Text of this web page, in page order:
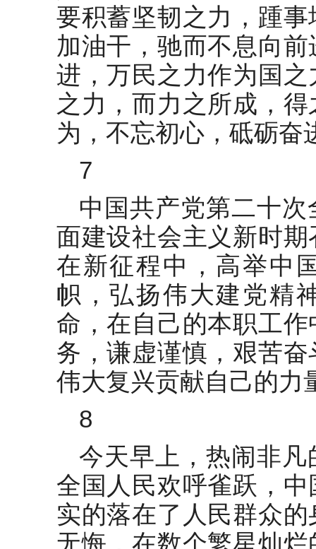
要积蓄坚韧之力，踵
加油干，驰而不息向
进，万民之力作为国
之力，而力之所成，
为，不忘初心，砥砺奋
7
中国共产党第二十
面建设社会主义新时
在新征程中，高举中
帜，弘扬伟大建党精
命，在自己的本职工
务，谦虚谨慎，艰苦
伟大复兴贡献自己的力
8
今天早上，热闹非
全国人民欢呼雀跃，
实的落在了人民群众
无悔，在数个繁星灿